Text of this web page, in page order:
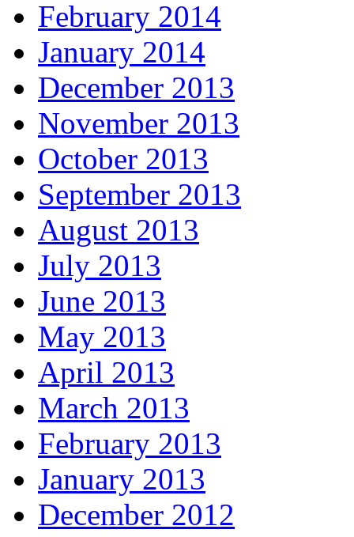
February 2014
January 2014
December 2013
November 2013
October 2013
September 2013
August 2013
July 2013
June 2013
May 2013
April 2013
March 2013
February 2013
January 2013
December 2012